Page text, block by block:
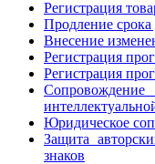
Регистрация
Продление срока
Внесение
Регистрация
Регистрация
Юридическое
Защита
знаков